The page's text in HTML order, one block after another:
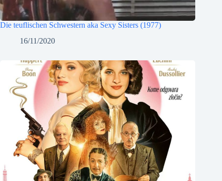
Die teuflischen Schwestern aka Sexy Sisters (1977)
16/11/2020